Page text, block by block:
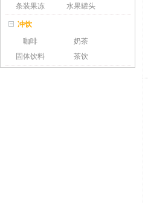
条装果冻
水果罐头
冲饮
咖啡
奶茶
固体饮料
茶饮